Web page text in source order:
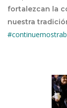
fortalezcan la
nuestra